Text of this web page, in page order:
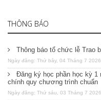
THÔNG BÁO
Thông báo tổ chức lễ Trao
Ngày đăng: Thứ bảy, 04 Tháng 7 2026
Đăng ký học phần học kỳ 1
chính quy chương trình chuẩn
Ngày đăng: Thứ sáu, 03 Tháng 7 2026